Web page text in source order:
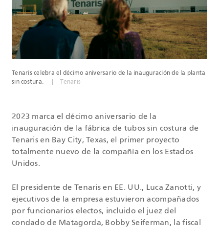
Tenaris celebra el décimo aniversario de la inauguración de la planta
sin costura.
Tenaris
2023 marca el décimo aniversario de la
inauguración de la fábrica de tubos sin costura de
Tenaris en Bay City, Texas, el primer proyecto
totalmente nuevo de la compañía en los Estados
Unidos.
El presidente de Tenaris en EE. UU., Luca Zanotti, y
ejecutivos de la empresa estuvieron acompañados
por funcionarios electos, incluido el juez del
condado de Matagorda, Bobby Seiferman, la fiscal